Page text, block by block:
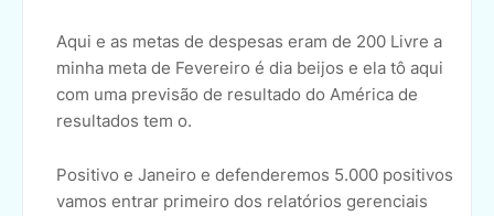
Aqui e as metas de despesas eram de 200 Livre a
minha meta de Fevereiro é dia beijos e ela tô aqui
com uma previsão de resultado do América de
resultados tem o.
Positivo e Janeiro e defenderemos 5.000 positivos
vamos entrar primeiro dos relatórios gerenciais